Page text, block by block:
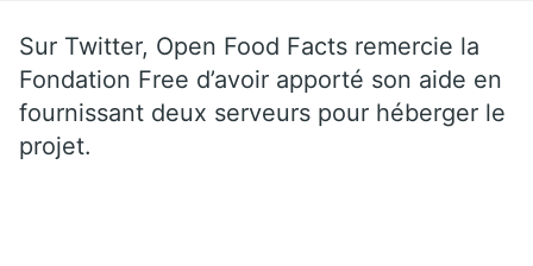
Sur Twitter, Open Food Facts remercie la
Fondation Free d’avoir apporté son aide en
fournissant deux serveurs pour héberger le
projet.